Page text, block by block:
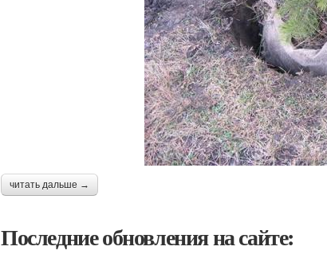
читать дальше →
Последние обновления на сайте: